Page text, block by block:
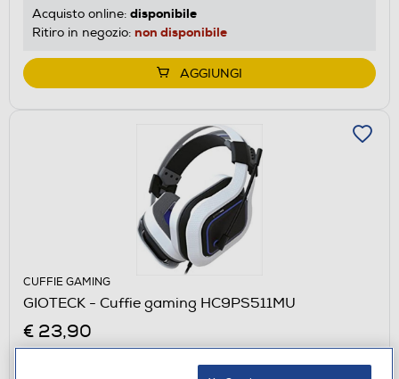
Acquisto online: disponibile
Ritiro in negozio: non disponibile
AGGIUNGI
CUFFIE GAMING
GIOTECK - Cuffie gaming HC9PS511MU
€ 23,90